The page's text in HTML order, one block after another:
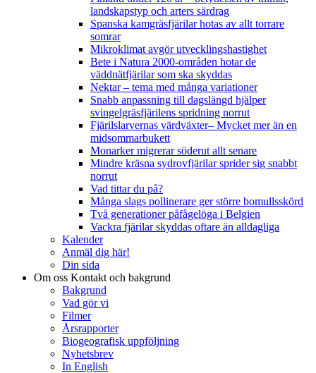
landskapstyp och arters särdrag
Spanska kamgräsfjärilar hotas av allt torrare
somrar
Mikroklimat avgör utvecklingshastighet
Bete i Natura 2000-områden hotar de
väddnätfjärilar som ska skyddas
Nektar – tema med många variationer
Snabb anpassning till dagslängd hjälper
svingelgräsfjärilens spridning norrut
Fjärilslarvernas värdväxter– Mycket mer än en
midsommarbukett
Monarker migrerar söderut allt senare
Mindre kräsna sydrovfjärilar sprider sig snabbt
norrut
Vad tittar du på?
Många slags pollinerare ger större bomullsskörd
Två generationer påfågelöga i Belgien
Vackra fjärilar skyddas oftare än alldagliga
Kalender
Anmäl dig här!
Din sida
Om oss Kontakt och bakgrund
Bakgrund
Vad gör vi
Filmer
Årsrapporter
Biogeografisk uppföljning
Nyhetsbrev
In English